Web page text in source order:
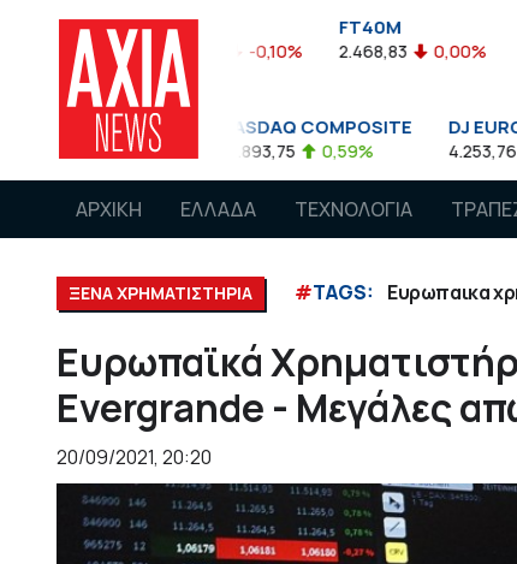
FTASE
3.774,48 -0,10% 2.468,83 0,00%
ΓΔ
1.545,63 -
NASDAQ COMPOSITE
14.893,75 0,59%
DJ EURO STOXX 50 €
4.253,76 -1,13%
ΑΡΧΙΚΗ ΕΛΛΑΔΑ ΤΕΧΝΟΛΟΓΙΑ
ΞΕΝΑ ΧΡΗΜΑΤΙΣΤΗΡΙΑ #TAGS: Ευρωπαικα
Ευρωπαϊκά
Evergrande - Μεγάλες
20/09/2021, 20:20